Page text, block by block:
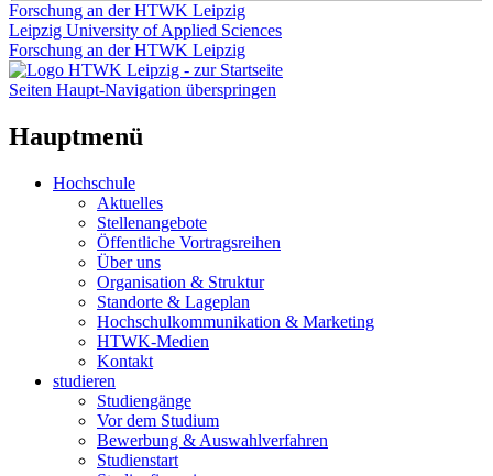
Forschung an der HTWK Leipzig
Leipzig University of Applied Sciences
Forschung an der HTWK Leipzig
Seiten Haupt-Navigation überspringen
Hauptmenü
Hochschule
Aktuelles
Stellenangebote
Öffentliche Vortragsreihen
Über uns
Organisation & Struktur
Standorte & Lageplan
Hochschulkommunikation & Marketing
HTWK-Medien
Kontakt
studieren
Studiengänge
Vor dem Studium
Bewerbung & Auswahlverfahren
Studienstart